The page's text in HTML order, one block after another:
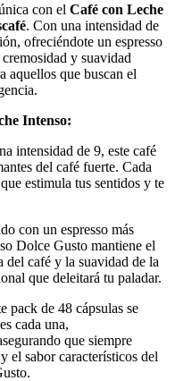
con el Café con Leche
. Con una intensidad de
ofreciéndote un espresso
y suavidad
aquellos que buscan el
Intenso:
intensidad de 9, este café
del café fuerte. Cada
estimula tus sentidos y te
con un espresso más
Dolce Gusto mantiene el
café y la suavidad de la
que deleitará tu paladar.
pack de 48 cápsulas se
cada una,
que siempre
el sabor característicos del